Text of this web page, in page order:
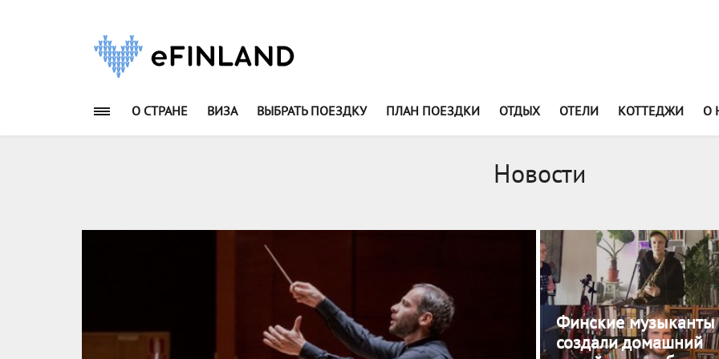
О СТРАНЕ ВИЗА ВЫБРАТЬ ПОЕЗДКУ ПЛАН ПОЕЗДКИ ОТДЫХ ОТЕЛИ КОТТЕДЖИ О
Новости
Финские музыканты
создали домашний